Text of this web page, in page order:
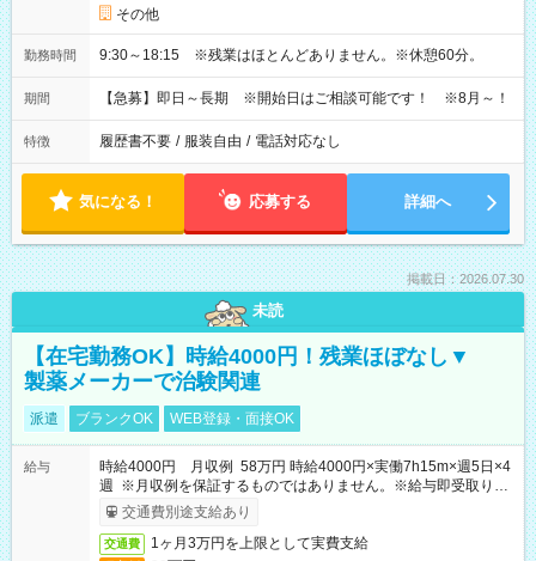
その他
勤務時間 9:30～18:15 ※残業はほとんどありません。※休憩60分。
期間 【急募】即日～長期 ※開始日はご相談可能です！ ※8月～！
特徴 履歴書不要 / 服装自由 / 電話対応なし
気になる！ 応募する 詳細へ
掲載日：2026.07.30
未読
【在宅勤務OK】時給4000円！残業ほぼなし▼
製薬メーカーで治験関連
派遣 ブランクOK WEB登録・面接OK
給与
時給4000円 月収例 58万円 時給4000円×実働7h15m×週5日×4
週 ※月収例を保証するものではありません。※給与即受取りサ
ービス利用可（利用条件有）
交通費別途支給あり
交通費 1ヶ月3万円を上限として実費支給